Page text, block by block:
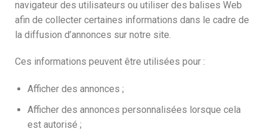
navigateur des utilisateurs ou utiliser des balises Web
afin de collecter certaines informations dans le cadre de
la diffusion d’annonces sur notre site.
Ces informations peuvent être utilisées pour :
Afficher des annonces ;
Afficher des annonces personnalisées lorsque cela
est autorisé ;